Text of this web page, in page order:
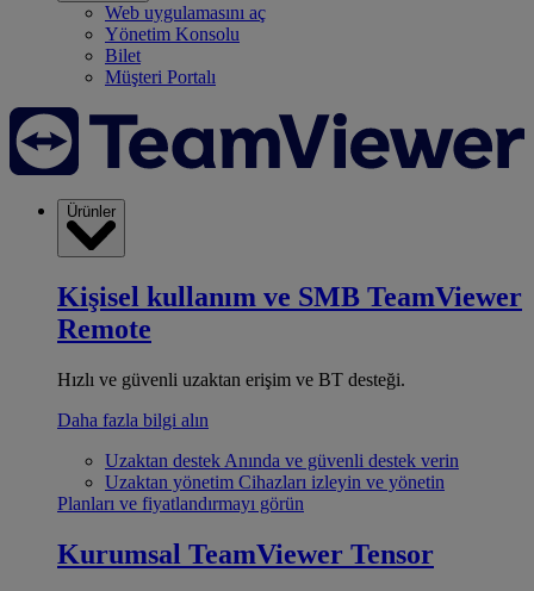
Web uygulamasını aç
Yönetim Konsolu
Bilet
Müşteri Portalı
Ürünler
Kişisel kullanım ve SMB TeamViewer
Remote
Hızlı ve güvenli uzaktan erişim ve BT desteği.
Daha fazla bilgi alın
Uzaktan destek Anında ve güvenli destek verin
Uzaktan yönetim Cihazları izleyin ve yönetin
Planları ve fiyatlandırmayı görün
Kurumsal TeamViewer Tensor